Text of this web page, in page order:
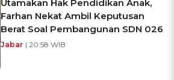
Utamakan Hak Pendidikan Anak,
Farhan Nekat Ambil Keputusan
Berat Soal Pembangunan SDN 026
Jabar | 20:58 WIB